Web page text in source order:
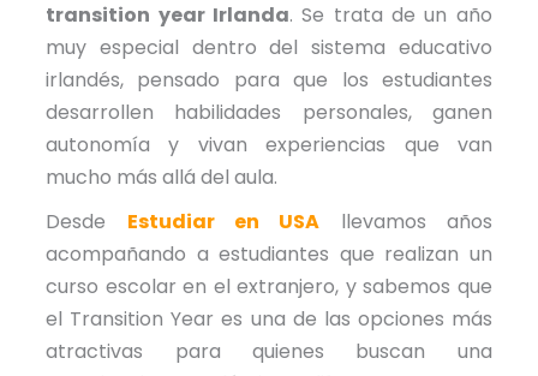
transition year Irlanda. Se trata de un año
muy especial dentro del sistema educativo
irlandés, pensado para que los estudiantes
desarrollen habilidades personales, ganen
autonomía y vivan experiencias que van
mucho más allá del aula.
Desde Estudiar en USA llevamos años
acompañando a estudiantes que realizan un
curso escolar en el extranjero, y sabemos que
el Transition Year es una de las opciones más
atractivas para quienes buscan una